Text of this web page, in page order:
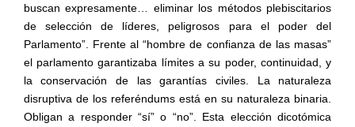
buscan expresamente… eliminar los métodos plebiscitarios
de selección de líderes, peligrosos para el poder del
Parlamento”. Frente al “hombre de confianza de las masas”
el parlamento garantizaba límites a su poder, continuidad, y
la conservación de las garantías civiles. La naturaleza
disruptiva de los referéndums está en su naturaleza binaria.
Obligan a responder “sí” o “no”. Esta elección dicotómica